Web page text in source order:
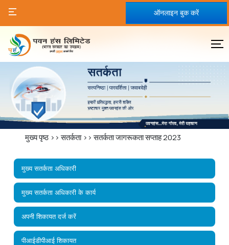
ऑनलाइन बुक करें
मुख्य पृष्ठ >>सतर्कता>>सतर्कता जागरूकता सप्ताह 2023
मुख्य सतर्कता अधिकारी
मुख्य सतर्कता अधिकारी के कार्य
अपनी शिकायत दर्ज करें
पीआईडीपीआई शिकायत